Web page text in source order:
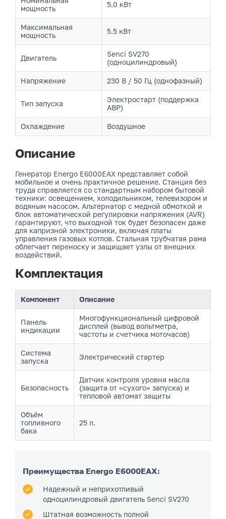
мощность
5.0 кВт
Максимальная
мощность
5.5 кВт
Двигатель
Senci SV270
(одноцилиндровый)
Напряжение 230 В / 50 Гц (однофазный)
Тип запуска
Электростарт (поддержка
АВР)
Охлаждение Воздушное
Описание
Генератор Energo E6000EAX представляет собой
мобильное и очень практичное решение. Станция без
труда справляется со стандартным набором бытовой
техники: освещением, холодильником, телевизором и
водяным насосом. Альтернатор с медной обмоткой и
блок автоматической регулировки напряжения (AVR)
гарантируют, что выходной ток будет безопасен даже
для капризной электроники, включая платы
управления газовых котлов. Стальная трубчатая рама
облегчает переноску и защищает узлы от внешних
воздействий.
Комплектация
Компонент Описание
Панель
индикации
Многофункциональный цифровой
дисплей (вывод вольтметра,
частоты и счетчика моточасов)
Система
запуска
Электрический стартер
Безопасность
Датчик контроля уровня масла
(защита от «сухого» запуска) и
тепловой автомат защиты
Объём
топливного
бака
25 л.
Преимущества Energo E6000EAX:
Надежный и неприхотливый
одноцилиндровый двигатель Senci SV270
Штатная возможность полной